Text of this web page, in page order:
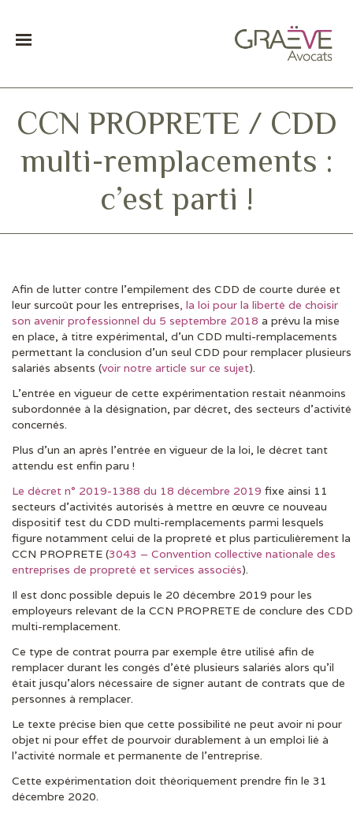
CCN PROPRETE / CDD
multi-remplacements :
c’est parti !
Afin de lutter contre l’empilement des CDD de courte durée et
leur surcoût pour les entreprises, la loi pour la liberté de choisir
son avenir professionnel du 5 septembre 2018 a prévu la mise
en place, à titre expérimental, d’un CDD multi-remplacements
permettant la conclusion d’un seul CDD pour remplacer plusieurs
salariés absents (voir notre article sur ce sujet).
L’entrée en vigueur de cette expérimentation restait néanmoins
subordonnée à la désignation, par décret, des secteurs d’activité
concernés.
Plus d’un an après l’entrée en vigueur de la loi, le décret tant
attendu est enfin paru !
Le décret n° 2019-1388 du 18 décembre 2019 fixe ainsi 11
secteurs d’activités autorisés à mettre en œuvre ce nouveau
dispositif test du CDD multi-remplacements parmi lesquels
figure notamment celui de la propreté et plus particulièrement la
CCN PROPRETE (3043 – Convention collective nationale des
entreprises de propreté et services associés).
Il est donc possible depuis le 20 décembre 2019 pour les
employeurs relevant de la CCN PROPRETE de conclure des CDD
multi-remplacement.
Ce type de contrat pourra par exemple être utilisé afin de
remplacer durant les congés d’été plusieurs salariés alors qu’il
était jusqu’alors nécessaire de signer autant de contrats que de
personnes à remplacer.
Le texte précise bien que cette possibilité ne peut avoir ni pour
objet ni pour effet de pourvoir durablement à un emploi lié à
l’activité normale et permanente de l’entreprise.
Cette expérimentation doit théoriquement prendre fin le 31
décembre 2020.
DERNIÈRES ACTUS